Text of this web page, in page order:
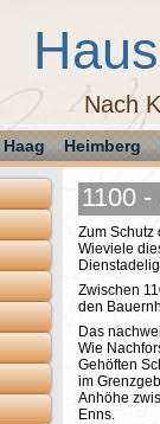
Nach
Haag Heimberg
1100 -
Zum Schutz
Wieviele
Zwischen
den
Das
Wie
Gehöften
im
Anhöhe
Enns.